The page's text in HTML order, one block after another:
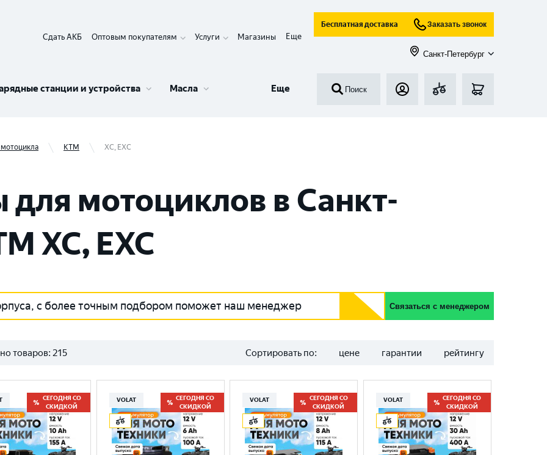
Сдать АКБ Оптовым покупателям Услуги Магазины Еще
Бесплатная доставка Заказать звонок
Санкт-Петербург
станции и устройства Масла Еще Поиск
KTM XC, EXC
мотоциклов в Санкт-
XC, EXC
с более точным подбором поможет наш менеджер Связаться с менеджером
товаров: 215 Сортировать по: цене гарантии рейтингу
СЕГОДНЯ СО
СКИДКОЙ
VOLAT
СЕГОДНЯ СО
СКИДКОЙ
VOLAT
СЕГОДНЯ СО
СКИДКОЙ
VOLAT
СЕГОДНЯ СО
СКИДКОЙ